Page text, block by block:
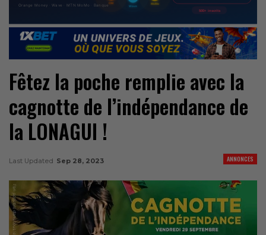
Fêtez la poche remplie avec la
cagnotte de l’indépendance de
la LONAGUI !
ANNONCES
Last Updated Sep 28, 2023